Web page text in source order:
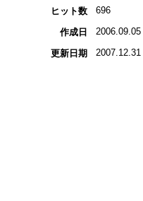
ヒット数
696
作成日 2006.09.05
更新日期 2007.12.31